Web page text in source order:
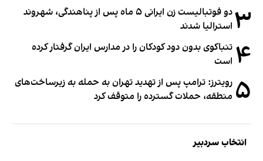
۳
دو فوتبالیست زن ایرانی ۵ ماه پس از پناهندگی، شهروند
استرالیا شدند
۴ تنباکوی بدون دود کودکان را در مدارس ایران گرفتار کرده
است
۵ رویترز: ترامپ پس از تهدید تهران به حمله به زیرساخت‌های
منطقه، حملات گسترده را متوقف کرد
انتخاب سردبیر